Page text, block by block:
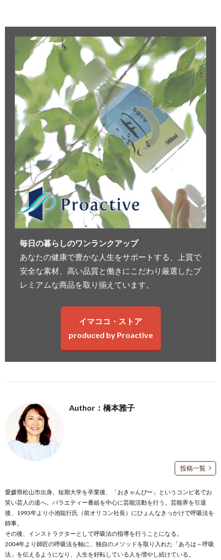
毎日の暮らしのワンランクアップ
あなたの健康で豊かな人生をサポートする、上質で
安全な素材、高い品質と働きにこだわり厳選したプ
レミアムな商品を取り揃えています。
イマココ・ストア
produced by Proactive
Author：橋本雅子
投稿一覧
愛媛県松山市出身。短期大学を卒業後、「おきゃんぴー」というコンビ名でお
笑い芸人の道へ。バラエティー番組を中心に芸能活動を行う。芸能界を引退
後、1993年より小池聡行氏（前オリコン社長）にひょんなきっかけで呼吸法を
師事。
その後、インストラクターとして呼吸法の指導を行うことになる。
2004年より師匠の呼吸法を軸に、独自のメソッドを取り入れた「あろは～呼吸
法」を伝えるようになり、人生を好転している人を増やし続けている。